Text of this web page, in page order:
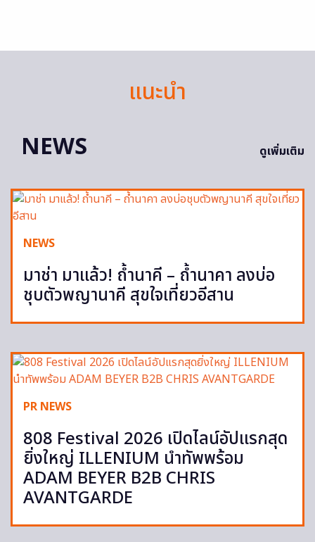
แนะนำ
NEWS
ดูเพิ่มเติม
NEWS
มาช่า มาแล้ว! ถ้ำนาคี – ถ้ำนาคา ลงบ่อ
ชุบตัวพญานาคี สุขใจเที่ยวอีสาน
PR NEWS
808 Festival 2026 เปิดไลน์อัปแรกสุด
ยิ่งใหญ่ ILLENIUM นำทัพพร้อม
ADAM BEYER B2B CHRIS
AVANTGARDE